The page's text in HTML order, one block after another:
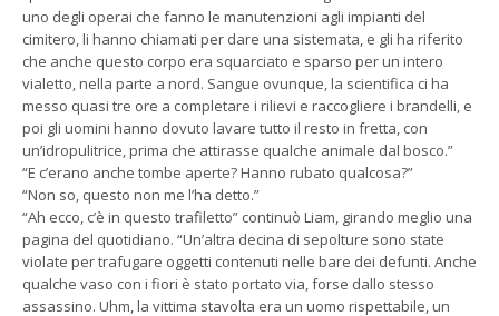
uno degli operai che fanno le manutenzioni agli impianti del
cimitero, li hanno chiamati per dare una sistemata, e gli ha riferito
che anche questo corpo era squarciato e sparso per un intero
vialetto, nella parte a nord. Sangue ovunque, la scientifica ci ha
messo quasi tre ore a completare i rilievi e raccogliere i brandelli, e
poi gli uomini hanno dovuto lavare tutto il resto in fretta, con
un’idropulitrice, prima che attirasse qualche animale dal bosco.”
“E c’erano anche tombe aperte? Hanno rubato qualcosa?”
“Non so, questo non me l’ha detto.”
“Ah ecco, c’è in questo trafiletto” continuò Liam, girando meglio una
pagina del quotidiano. “Un’altra decina di sepolture sono state
violate per trafugare oggetti contenuti nelle bare dei defunti. Anche
qualche vaso con i fiori è stato portato via, forse dallo stesso
assassino. Uhm, la vittima stavolta era un uomo rispettabile, un